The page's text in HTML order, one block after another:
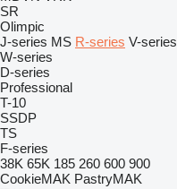
SR
Olimpic
J-series MS R-series V-series
W-series
D-series
Professional
T-10
SSDP
TS
F-series
38K 65K 185 260 600 900
CookieMAK PastryMAK